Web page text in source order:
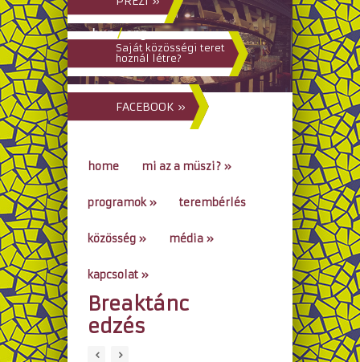
hun/eng
Saját közösségi teret
hoznál létre?
FACEBOOK »
home mi az a müszi? »
programok» terembérlés
közösség » média »
kapcsolat »
go to...
Breaktánc
edzés